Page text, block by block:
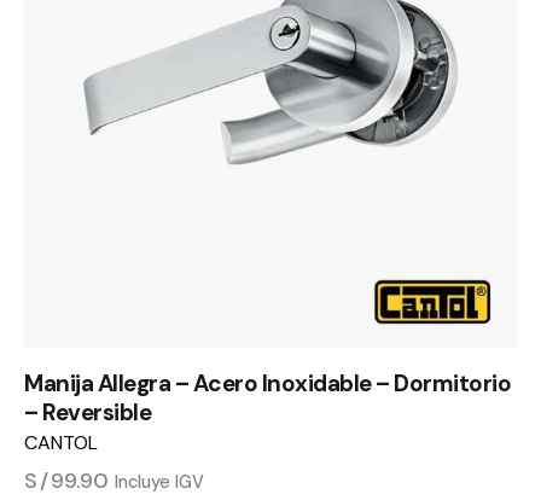
Manija Allegra – Acero Inoxidable – Dormitorio
– Reversible
CANTOL
S/99.90 Incluye IGV